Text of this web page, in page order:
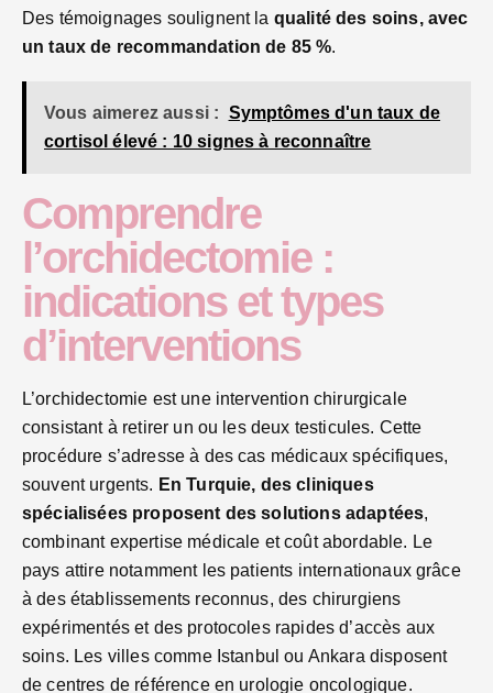
Des témoignages soulignent la qualité des soins, avec
un taux de recommandation de 85 %.
Vous aimerez aussi : Symptômes d'un taux de
cortisol élevé : 10 signes à reconnaître
Comprendre
l’orchidectomie :
indications et types
d’interventions
L’orchidectomie est une intervention chirurgicale
consistant à retirer un ou les deux testicules. Cette
procédure s’adresse à des cas médicaux spécifiques,
souvent urgents. En Turquie, des cliniques
spécialisées proposent des solutions adaptées,
combinant expertise médicale et coût abordable. Le
pays attire notamment les patients internationaux grâce
à des établissements reconnus, des chirurgiens
expérimentés et des protocoles rapides d’accès aux
soins. Les villes comme Istanbul ou Ankara disposent
de centres de référence en urologie oncologique.